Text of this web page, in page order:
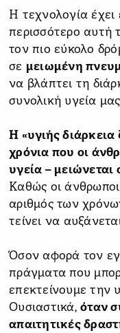
Η τεχνολογία έχει
περισσότερο αυτή
τον πιο εύκολο
σε μειωμένη
να βλάπτει τη
συνολική υγεία
Η «υγιής
χρόνια που οι
υγεία –
Καθώς οι
αριθμός των
τείνει να
Όσον αφορά τον
πράγματα που
επεκτείνουμε την
Ουσιαστικά, όταν
απαιτητικές